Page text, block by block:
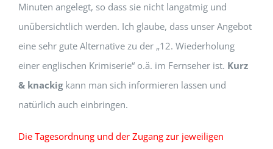
Minuten angelegt, so dass sie nicht langatmig und
unübersichtlich werden. Ich glaube, dass unser Angebot
eine sehr gute Alternative zu der „12. Wiederholung
einer englischen Krimiserie“ o.ä. im Fernseher ist. Kurz
& knackigkann man sich informieren lassen und
natürlich auch einbringen.
Die Tagesordnung und der Zugang zur jeweiligen